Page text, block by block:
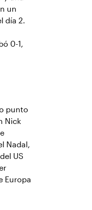
un
día 2.
0-1,
punto
Nick
Nadal,
US
Europa